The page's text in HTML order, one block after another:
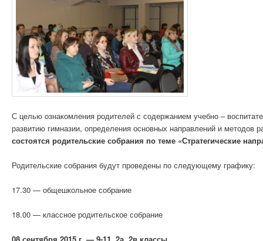
С целью ознакомления родителей с содержанием учебно –
развитию гимназии, определения основных направлений и методов
состоятся родительские собрания по теме «Стратегические
Родительские собрания будут проведены по следующему графику:
17.30 — общешкольное собрание
18.00 — классное родительское собрание